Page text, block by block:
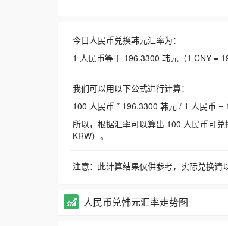
今日人民币兑换韩元汇率为：
1 人民币等于 196.3300 韩元（1 CNY =
我们可以用以下公式进行计算：
100 人民币 * 196.3300 韩元 / 1 人民币 =
所以，根据汇率可以算出 100 人民币可
KRW）。
注意：此计算结果仅供参考，实际兑换请
人民币兑韩元汇率走势图